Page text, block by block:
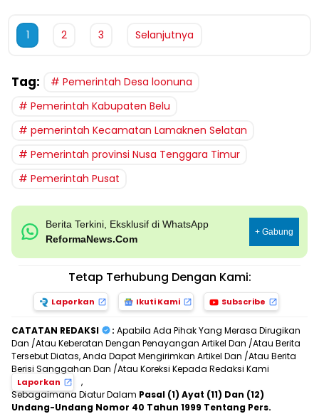
1 2 3 Selanjutnya
Tag:
Pemerintah Desa loonuna
Pemerintah Kabupaten Belu
pemerintah Kecamatan Lamaknen Selatan
Pemerintah provinsi Nusa Tenggara Timur
Pemerintah Pusat
Berita Terkini, Eksklusif di WhatsApp
ReformaNews.Com
+ Gabung
Tetap Terhubung Dengan Kami:
Laporkan Ikuti Kami Subscribe
CATATAN REDAKSI : Apabila Ada Pihak Yang Merasa Dirugikan
Dan /Atau Keberatan Dengan Penayangan Artikel Dan /Atau Berita
Tersebut Diatas, Anda Dapat Mengirimkan Artikel Dan /Atau Berita
Berisi Sanggahan Dan /Atau Koreksi Kepada Redaksi Kami
Laporkan
,
Sebagaimana Diatur Dalam Pasal (1) Ayat (11) Dan (12)
Undang-Undang Nomor 40 Tahun 1999 Tentang Pers.